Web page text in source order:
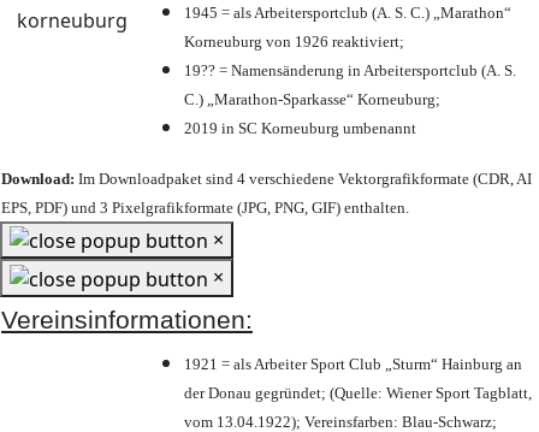
1945 = als Arbeitersportclub (A. S. C.) „Marathon“
Korneuburg von 1926 reaktiviert;
19?? = Namensänderung in Arbeitersportclub (A. S.
C.) „Marathon-Sparkasse“ Korneuburg;
2019 in SC Korneuburg umbenannt
Download: Im Downloadpaket sind 4 verschiedene Vektorgrafikformate (CDR, AI
EPS, PDF) und 3 Pixelgrafikformate (JPG, PNG, GIF) enthalten.
×
×
Vereinsinformationen:
1921 = als Arbeiter Sport Club „Sturm“ Hainburg an
der Donau gegründet; (Quelle: Wiener Sport Tagblatt,
vom 13.04.1922); Vereinsfarben: Blau-Schwarz;